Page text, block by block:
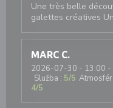
Une très belle
galettes créatives
MARC C
2026-07-30 - 13:00 -
Služba : 5/5
4/5